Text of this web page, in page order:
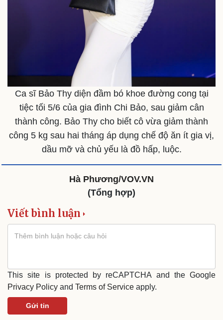
Sân khấu - Điện ảnh
Văn học
Âm nhạc
Nghệ sĩ
Ca sĩ Bảo Thy diện đầm bó khoe đường cong tại
tiệc tối 5/6 của gia đình Chi Bảo, sau giảm cân
thành công. Bảo Thy cho biết cô vừa giảm thành
công 5 kg sau hai tháng áp dụng chế độ ăn ít gia vị,
dầu mỡ và chủ yếu là đồ hấp, luộc.
Hà Phương/VOV.VN
(Tổng hợp)
Viết bình luận
This site is protected by reCAPTCHA and the Google
Privacy Policy and Terms of Service apply.
Gửi tin